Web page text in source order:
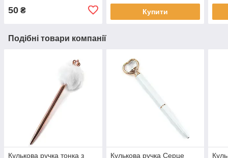
50 ₴ Купити
Подібні товари компанії
Кулькова ручка тонка з
Кулькова ручка Серце